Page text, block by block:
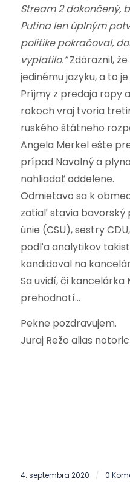
Stream 2 dokončený,
Putina len úplným
politike pokračoval,
vyplatilo.“Zdôraznil,
jedinému jazyku, a to
Príjmy z predaja ropy
rokoch vraj tvoria
ruského štátneho
Angela Merkel ešte
prípad Navalný a
nahliadať oddelene.
Odmietavo sa k
zatiaľ stavia bavorský
únie (CSU), sestry
podľa analytikov
kandidoval na
Sa uvidí, či
prehodnotí…
Pekne pozdravujem.
Juraj Režo alias
4. septembra 2020 / 0